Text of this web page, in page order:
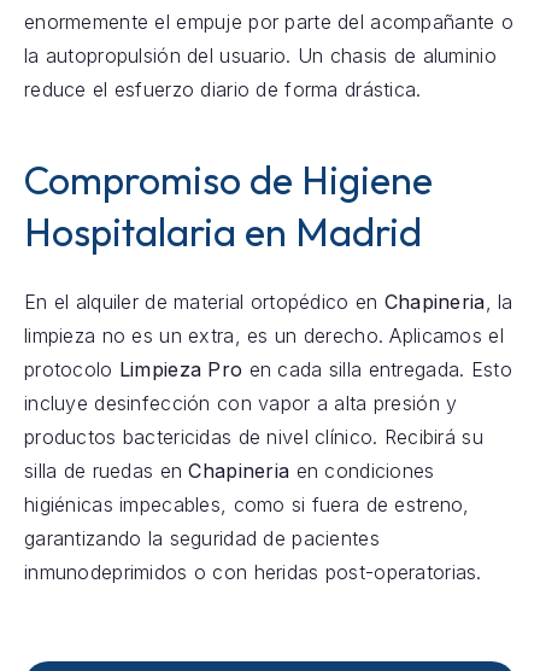
enormemente el empuje por parte del acompañante o
la autopropulsión del usuario. Un chasis de aluminio
reduce el esfuerzo diario de forma drástica.
Compromiso de Higiene
Hospitalaria en Madrid
En el alquiler de material ortopédico en Chapineria, la
limpieza no es un extra, es un derecho. Aplicamos el
protocolo Limpieza Pro en cada silla entregada. Esto
incluye desinfección con vapor a alta presión y
productos bactericidas de nivel clínico. Recibirá su
silla de ruedas enChapineria en condiciones
higiénicas impecables, como si fuera de estreno,
garantizando la seguridad de pacientes
inmunodeprimidos o con heridas post-operatorias.